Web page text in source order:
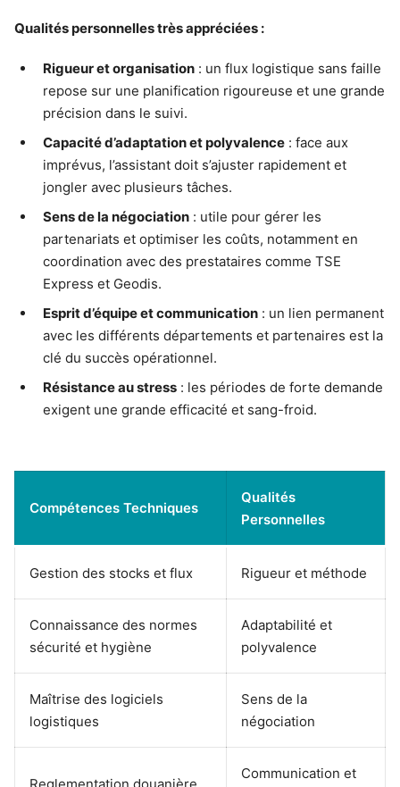
Qualités personnelles très appréciées :
Rigueur et organisation : un flux logistique sans faille
repose sur une planification rigoureuse et une grande
précision dans le suivi.
Capacité d’adaptation et polyvalence : face aux
imprévus, l’assistant doit s’ajuster rapidement et
jongler avec plusieurs tâches.
Sens de la négociation : utile pour gérer les
partenariats et optimiser les coûts, notamment en
coordination avec des prestataires comme TSE
Express et Geodis.
Esprit d’équipe et communication : un lien permanent
avec les différents départements et partenaires est la
clé du succès opérationnel.
Résistance au stress : les périodes de forte demande
exigent une grande efficacité et sang-froid.
Compétences Techniques
Qualités
Personnelles
Gestion des stocks et flux Rigueur et méthode
Connaissance des normes
sécurité et hygiène
Adaptabilité et
polyvalence
Maîtrise des logiciels
logistiques
Sens de la
négociation
Reglementation douanière
Communication et